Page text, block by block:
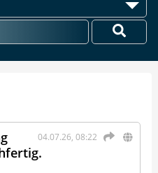
04.07.26, 08:22